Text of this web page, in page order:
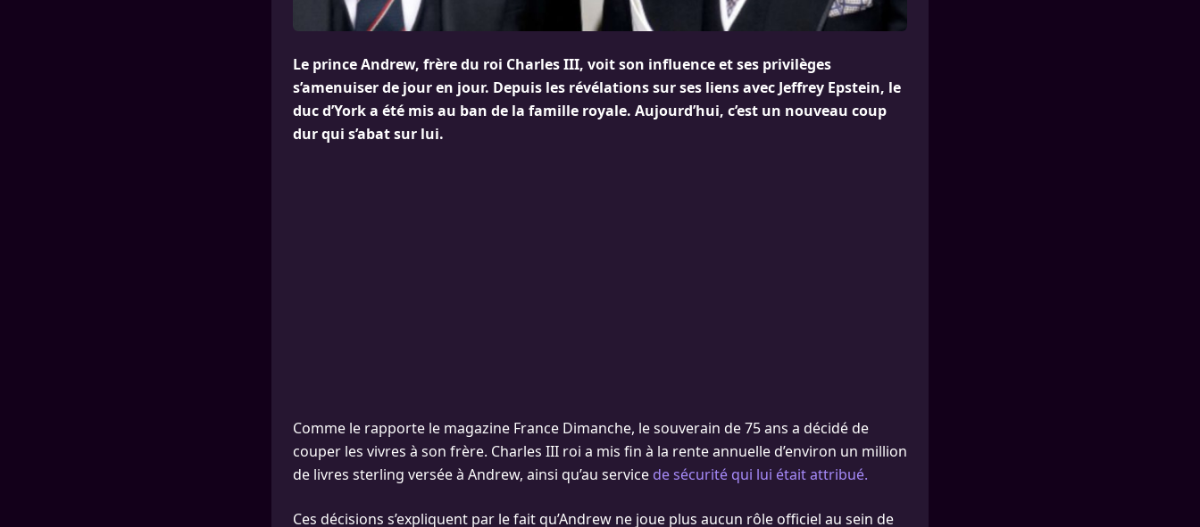
Le prince Andrew, frère du roi Charles III, voit son influence et ses privilèges
s’amenuiser de jour en jour. Depuis les révélations sur ses liens avec Jeffrey Epstein, le
duc d’York a été mis au ban de la famille royale. Aujourd’hui, c’est un nouveau coup
dur qui s’abat sur lui.
Comme le rapporte le magazine France Dimanche, le souverain de 75 ans a décidé de
couper les vivres à son frère. Charles III roi a mis fin à la rente annuelle d’environ un million
de livres sterling versée à Andrew, ainsi qu’au service de sécurité qui lui était attribué.
Ces décisions s’expliquent par le fait qu’Andrew ne joue plus aucun rôle officiel au sein de